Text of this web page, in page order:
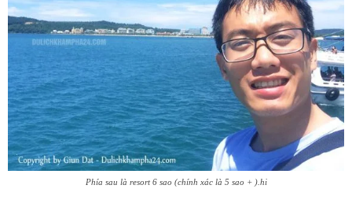
Phía sau là resort 6 sao (chính xác là 5 sao + ).hi